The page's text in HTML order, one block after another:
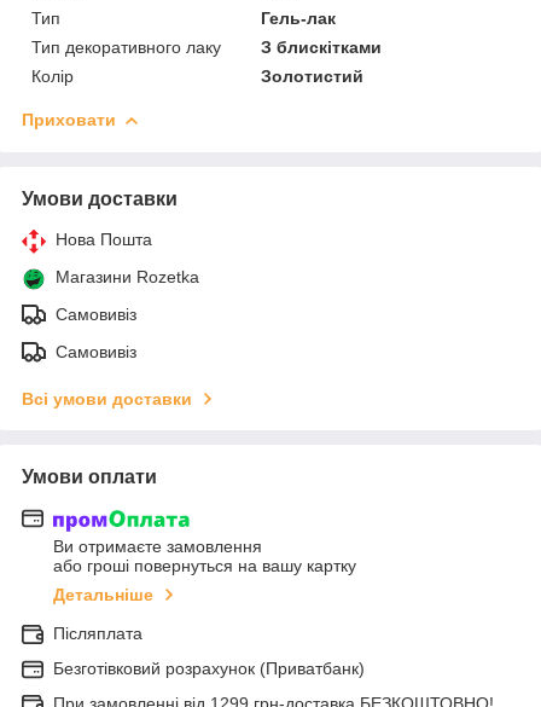
Тип
Гель-лак
Тип декоративного лаку
З блискітками
Колір
Золотистий
Приховати
Умови доставки
Нова Пошта
Магазини Rozetka
Самовивіз
Самовивіз
Всі умови доставки
Умови оплати
Ви отримаєте замовлення
або гроші повернуться на вашу картку
Детальніше
Післяплата
Безготівковий розрахунок (Приватбанк)